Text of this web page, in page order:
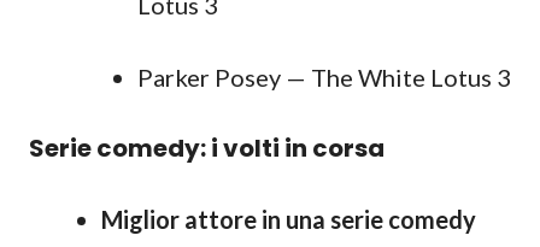
Parker Posey — The White Lotus 3
Serie comedy: i volti in corsa
Miglior attore in una serie comedy